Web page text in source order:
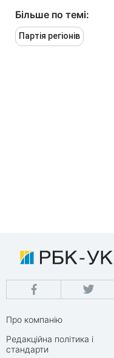
Більше по темі:
Партія регіонів
Про компанію
Редакційна політика і
стандарти